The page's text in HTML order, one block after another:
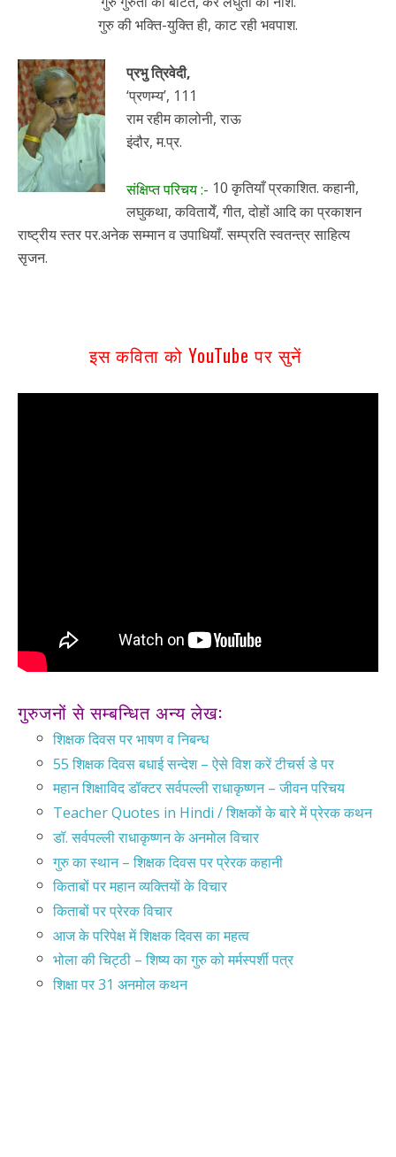
गुरु की भक्ति-युक्ति ही, काट रही भवपाश.
प्रभु त्रिवेदी,
‘प्रणम्य’, 111
राम रहीम कालोनी, राऊ
इंदौर, म.प्र.
संक्षिप्त परिचय :- 10 कृतियाँ प्रकाशित. कहानी,
लघुकथा, कवितायेँ, गीत, दोहों आदि का प्रकाशन
राष्ट्रीय स्तर पर.अनेक सम्मान व उपाधियाँ. सम्प्रति स्वतन्त्र साहित्य
सृजन.
इस कविता को YouTube पर सुनें
गुरुजनों से सम्बन्धित अन्य लेख:
शिक्षक दिवस पर भाषण व निबन्ध
55 शिक्षक दिवस बधाई सन्देश – ऐसे विश करें टीचर्स डे पर
महान शिक्षाविद डॉक्टर सर्वपल्ली राधाकृष्णन – जीवन परिचय
Teacher Quotes in Hindi / शिक्षकों के बारे में प्रेरक कथन
डॉ. सर्वपल्ली राधाकृष्णन के अनमोल विचार
गुरु का स्थान – शिक्षक दिवस पर प्रेरक कहानी
किताबों पर महान व्यक्तियों के विचार
किताबों पर प्रेरक विचार
आज के परिपेक्ष में शिक्षक दिवस का महत्व
भोला की चिट्ठी – शिष्य का गुरु को मर्मस्पर्शी पत्र
शिक्षा पर 31 अनमोल कथन